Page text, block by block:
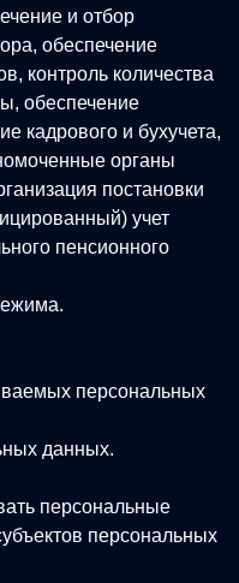
и отбор
обеспечение
контроль количества
обеспечение
кадрового и бухучета,
органы
постановки
учет
пенсионного
персональных
данных.
персональные
персональных